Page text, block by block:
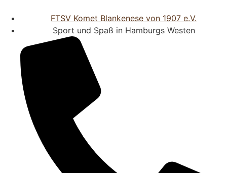
FTSV Komet Blankenese von 1907 e.V.
Sport und Spaß in Hamburgs Westen